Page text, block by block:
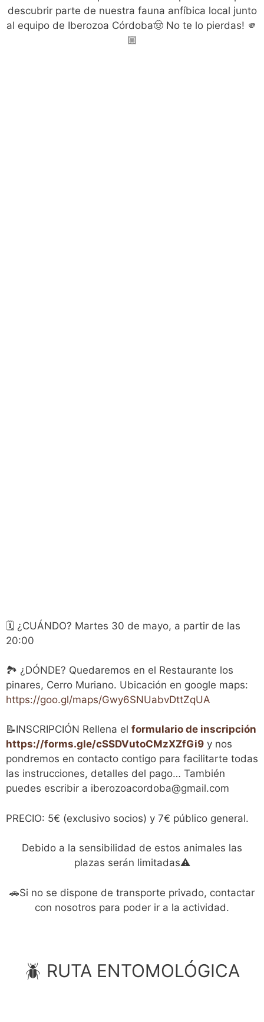
descubrir parte de nuestra fauna anfíbica local junto
al equipo de Iberozoa Córdoba🤠 No te lo pierdas! 🫵
🏼
🗓️ ¿CUÁNDO? Martes 30 de mayo, a partir de las
20:00
🏞️ ¿DÓNDE? Quedaremos en el Restaurante los
pinares, Cerro Muriano. Ubicación en google maps:
https://goo.gl/maps/Gwy6SNUabvDttZqUA
📝INSCRIPCIÓN Rellena el formulario de inscripción
https://forms.gle/cSSDVutoCMzXZfGi9 y nos
pondremos en contacto contigo para facilitarte todas
las instrucciones, detalles del pago… También
puedes escribir a iberozoacordoba@gmail.com
PRECIO: 5€ (exclusivo socios) y 7€ público general.
Debido a la sensibilidad de estos animales las
plazas serán limitadas⚠️
🚗Si no se dispone de transporte privado, contactar
con nosotros para poder ir a la actividad.
🪲 RUTA ENTOMOLÓGICA